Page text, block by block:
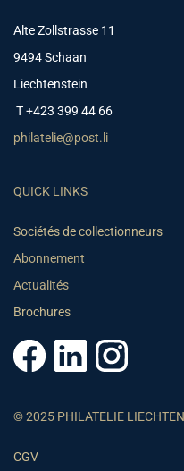
Alte Zollstrasse 11
9494 Schaan
Liechtenstein
T +423 399 44 66
philatelie@post.li
QUICK LINKS
Sociétés de collectionneurs
Abonnement
Actualités
Brochures
© 2025 PHILATELIE
CGV